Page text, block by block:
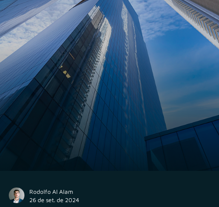
25 de out. de 2024
Entenda a importância e como adequar o site da
empresa à Lei Geral de Proteção de Dados